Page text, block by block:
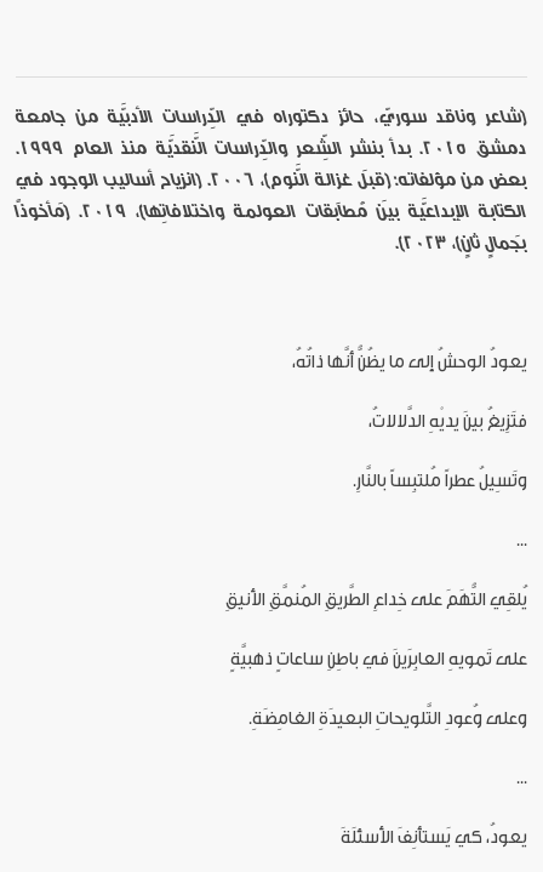
[شاعر وناقد سوريّ، حائز دكتوراه في الدِّراسات الأدبيَّة من جامعة
دمشق 2015. بدأ بنشر الشِّعر والدِّراسات النَّقديَّة منذ العام 1999.
بعض من مؤلفاته: (قبلَ غزالة النَّوم)، 2006. (انزياح أساليب الوجود في
الكتابة الإبداعيَّة بينَ مُطابَقات العولمة واختلافاتِها)، 2019. (مَأخوذاً
بجَمالٍ ثانٍ)، 2023].
يعودُ الوحشُ إلى ما يظُنُّ أنَّها ذاتُهُ،
فتَزِيغُ بينَ يديْهِ الدَّلالاتُ،
وتَسِيلُ عطراً مُلتبِساً بالنَّارِ.
...
يُلقِي التُّهَمَ على خِداعِ الطَّريقِ المُنمَّقِ الأنيقِ
على تَمويهِ العابِرَينَ في باطِنِ ساعاتٍ ذهبيَّةٍ
وعلى وُعودِ التَّلويحاتِ البعيدَةِ الغامِضَةِ.
...
يعودُ، كي يَستأنِفَ الأسئلَةَ